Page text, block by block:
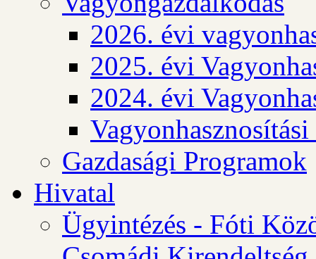
2026. évi
2025. évi
2024. évi
Gazdasági Programok
Hivatal
Ügyintézés - Fóti